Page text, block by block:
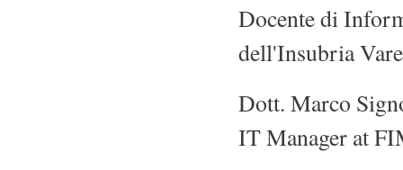
Docente di
dell'Insubria
Dott. Marco
IT Manager at